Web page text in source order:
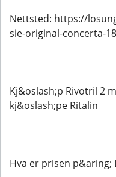
Nettsted: https://
sie-original-concerta-
Kj&oslash;p Rivotril 2
kj&oslash;pe Ritalin
Hva er prisen p&aring;